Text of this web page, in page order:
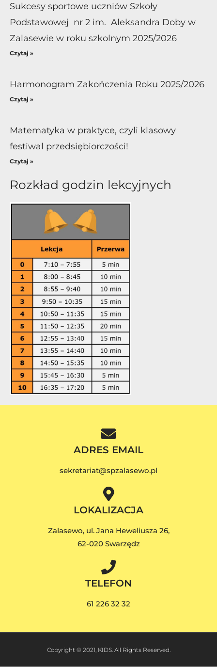
Sukcesy sportowe uczniów Szkoły
Podstawowej nr 2 im. Aleksandra Doby w
Zalasewie w roku szkolnym 2025/2026
Czytaj »
Harmonogram Zakończenia Roku 2025/2026
Czytaj »
Matematyka w praktyce, czyli klasowy
festiwal przedsiębiorczości!
Czytaj »
Rozkład godzin lekcyjnych
ADRES EMAIL
sekretariat@spzalasewo.pl
LOKALIZACJA
Zalasewo, ul. Jana Heweliusza 26,
62-020 Swarzędz
TELEFON
61 226 32 32
Copyright © 2021, KIDS. All Rights Reserved.